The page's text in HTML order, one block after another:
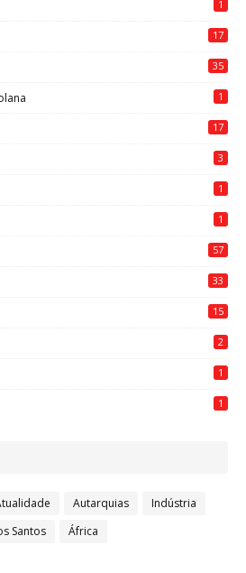
1
17
35
1
17
3
1
1
57
33
15
2
1
1
Autarquias
Indústria
Santos África